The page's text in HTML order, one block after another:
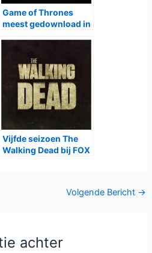
Game of Thrones
meest gedownload in
Vijfde seizoen The
Walking Dead bij FOX
Volgende Bericht →
achter